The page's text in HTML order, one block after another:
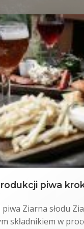
piwa
piwa Ziarna słodu
składnikiem w